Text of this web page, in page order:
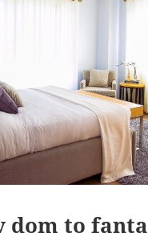
dom to